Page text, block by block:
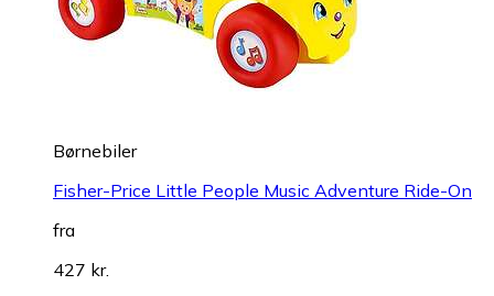
Børnebiler
Fisher-Price Little People Music Adventure Ride-On
fra
427 kr.